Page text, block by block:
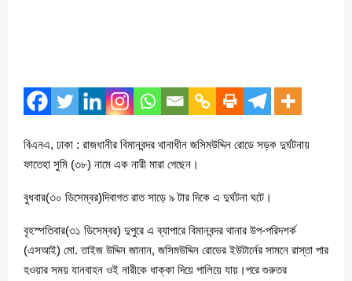
বিএনএ, ঢাকা : রাজধানীর বিমানবন্দর থানাধীন জসিমউদ্দিন রোডে সড়ক দুর্ঘটনায়
ফাতেহা সুমি (৩৮) নামে এক নারী মারা গেছেন।
বুধবার(৩০ ডিসেম্বর)দিবাগত রাত সাড়ে ৯ টার দিকে এ দুর্ঘটনা ঘটে।
বৃহস্পতিবার(৩১ ডিসেম্বর) দুপুরে এ ব্যাপারে বিমানবন্দর থানার উপ-পরিদশর্ক
(এসআই) মো. তাইজ উদ্দিন জানান, জসিমউদ্দিন রোডের ইউটার্নের সামনে রাস্তা পার
হওয়ার সময় যানবাহন ওই নারীকে ধাক্কা দিয়ে পালিয়ে যায়।পরে গুরুতর